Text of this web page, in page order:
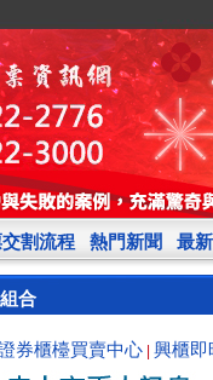
割流程 熱門新聞 最
合
券櫃檯買賣中心 興櫃即